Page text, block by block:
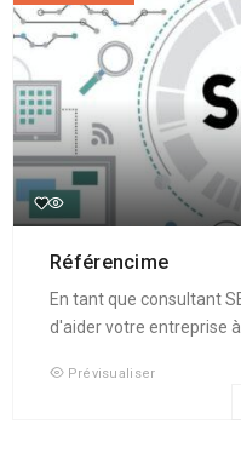
Référencime
En tant que consultant
d'aider votre entreprise
Prévisualiser